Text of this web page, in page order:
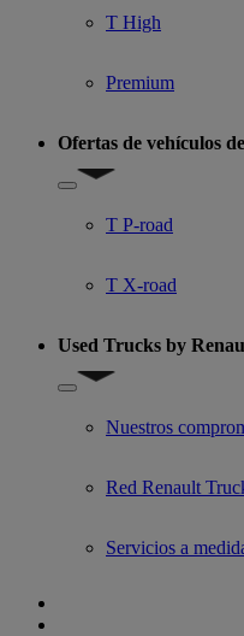
T High
Premium
Ofertas de vehículos
Show submenu for
T P-road
T X-road
Used Trucks by
Show submenu for Used
Nuestros
Red Renault
Servicios a